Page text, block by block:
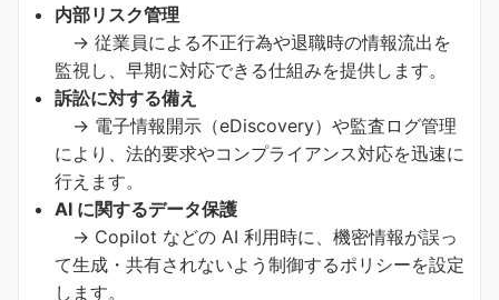
内部リスク管理
→ 従業員による不正行為や退職時の情報流出を
監視し、早期に対応できる仕組みを提供します。
訴訟に対する備え
→ 電子情報開示（eDiscovery）や監査ログ管理
により、法的要求やコンプライアンス対応を迅速に
行えます。
AI に関するデータ保護
→ Copilot などの AI 利用時に、機密情報が誤っ
て生成・共有されないよう制御するポリシーを設定
します。